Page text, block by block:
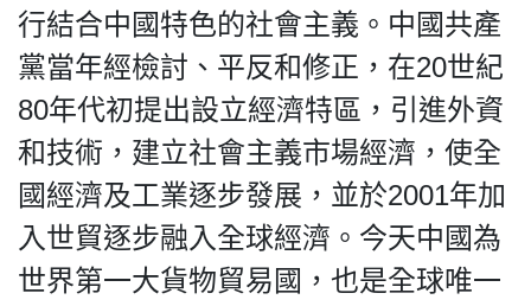
行結合中國特色的社會主義。中國共產
黨當年經檢討、平反和修正，在20世紀
80年代初提出設立經濟特區，引進外資
和技術，建立社會主義市場經濟，使全
國經濟及工業逐步發展，並於2001年加
入世貿逐步融入全球經濟。今天中國為
世界第一大貨物貿易國，也是全球唯一